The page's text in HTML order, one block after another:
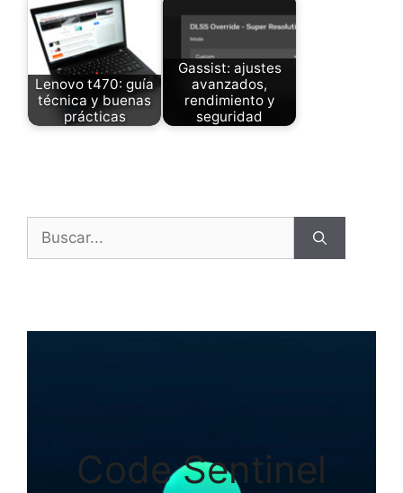
Lenovo t470: guía
técnica y buenas
prácticas
Gassist: ajustes
avanzados,
rendimiento y
seguridad
Buscar:
Code Sentinel